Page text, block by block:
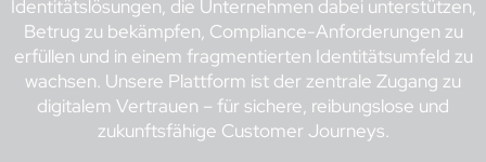
Identitätslösungen, die Unternehmen dabei unterstützen,
Betrug zu bekämpfen, Compliance-Anforderungen zu
erfüllen und in einem fragmentierten Identitätsumfeld zu
wachsen. Unsere Plattform ist der zentrale Zugang zu
digitalem Vertrauen – für sichere, reibungslose und
zukunftsfähige Customer Journeys.